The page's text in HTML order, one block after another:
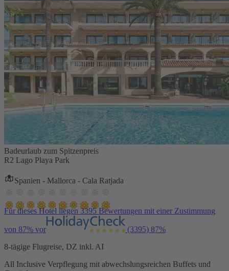
Badeurlaub zum Spitzenpreis
R2 Lago Playa Park
Spanien - Mallorca - Cala Ratjada
Für dieses Hotel liegen 3395 Bewertungen mit einer Zustimmung
von 87% vor (3395) 87%
8-tägige Flugreise, DZ inkl. AI
All Inclusive Verpflegung mit abwechslungsreichen Buffets und